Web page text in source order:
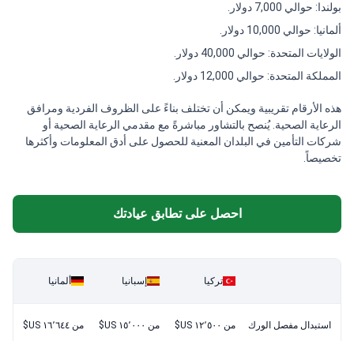
بولندا: حوالي 7,000 دولار.
ألمانيا: حوالي 10,000 دولار.
الولايات المتحدة: حوالي 40,000 دولار.
المملكة المتحدة: حوالي 12,000 دولار.
هذه الأرقام تقريبية ويمكن أن تختلف بناءً على الظروف الفردية ومرافق
الرعاية الصحية. يُنصح بالتشاور مباشرةً مع مقدمي الرعاية الصحية أو
شركات التأمين في البلدان المعنية للحصول على أدق المعلومات وأكثرها
تخصيصاً.
احصل على تطابق عيادتك
تركيا إسبانيا ألمانيا
استبدال مفصل الورك من ١٢٬٥٠٠ US$ من ١٥٬٠٠٠ US$ من ١٦٬٦٤٤ US$